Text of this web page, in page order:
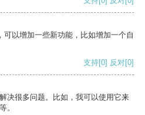
以增加一些新功能，比如增加一个自
支持[0] 反对[0]
决很多问题。比如，我可以使用它来
。